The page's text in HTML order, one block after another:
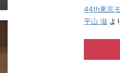
44th東京
平山 滋 よ